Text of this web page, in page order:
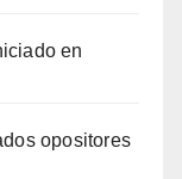
en
opositores